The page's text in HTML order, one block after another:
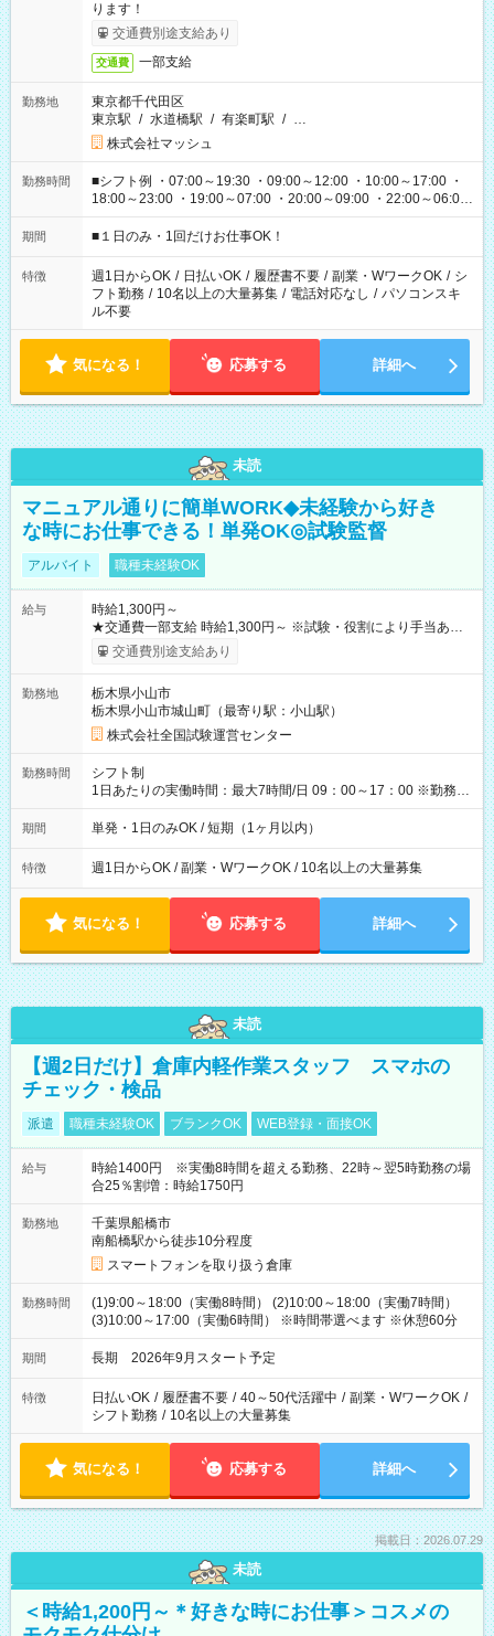
ります！
交通費別途支給あり
交通費 一部支給
勤務地
東京都千代田区
東京駅 / 水道橋駅 / 有楽町駅 / …
株式会社マッシュ
勤務時間
■シフト例 ・07:00～19:30 ・09:00～12:00 ・10:00～17:00 ・
18:00～23:00 ・19:00～07:00 ・20:00～09:00 ・22:00～06:00
etc ★最短で3時間で5,120円のお仕事から 15時間で2万円近く稼
げるお仕事も！ ご希望のお時間に合わせてご紹介！ ※シフトは
ください！
期間 ■１日のみ・1回だけお仕事OK！
特徴 週1日からOK / 日払いOK / 履歴書不要 / 副業・WワークOK / シ
フト勤務 / 10名以上の大量募集 / 電話対応なし / パソコンスキ
ル不要
気になる！ 応募する 詳細へ
未読
マニュアル通りに簡単WORK◆未経験から好き
な時にお仕事できる！単発OK◎試験監督
アルバイト 職種未経験OK
給与
時給1,300円～
★交通費一部支給 時給1,300円～ ※試験・役割により手当あり
※勤務回数により昇給あり 【即給（前払い）オプションあ
り！】 希望される場合、勤務から1週間ほどで給与の一部を受け
例】 ・河合塾模擬試験 8:30～17:30（休憩1時間） 時給1,300円
×8時間＝日収10,400円＋交通費 ※当日の役割により時給＋100
円の場合あり ・国家試験 7:00～13:30（休憩なし） 時給1,300
円（役割手当＋100円）×6時間＝日収8,400円＋交通費 【試用期
間】試用期間なし
交通費別途支給あり
勤務地
栃木県小山市
栃木県小山市城山町（最寄り駅：小山駅）
株式会社全国試験運営センター
勤務時間
シフト制
1日あたりの実働時間：最大7時間/日 09：00～17：00 ※勤務時
間は 試験により異なります。
期間 単発・1日のみOK / 短期（1ヶ月以内）
特徴 週1日からOK / 副業・WワークOK / 10名以上の大量募集
気になる！ 応募する 詳細へ
未読
【週2日だけ】倉庫内軽作業スタッフ スマホの
チェック・検品
派遣 職種未経験OK ブランクOK WEB登録・面接OK
給与
時給1400円 ※実働8時間を超える勤務、22時～翌5時勤務の場
合25％割増：時給1750円
勤務地
千葉県船橋市
南船橋駅から徒歩10分程度
スマートフォンを取り扱う倉庫
勤務時間
(1)9:00～18:00（実働8時間） (2)10:00～18:00（実働7時間）
(3)10:00～17:00（実働6時間） ※時間帯選べます ※休憩60分
期間 長期 2026年9月スタート予定
特徴 日払いOK / 履歴書不要 / 40～50代活躍中 / 副業・WワークOK /
シフト勤務 / 10名以上の大量募集
気になる！ 応募する 詳細へ
掲載日：2026.07.29
未読
＜時給1,200円～＊好きな時にお仕事＞コスメの